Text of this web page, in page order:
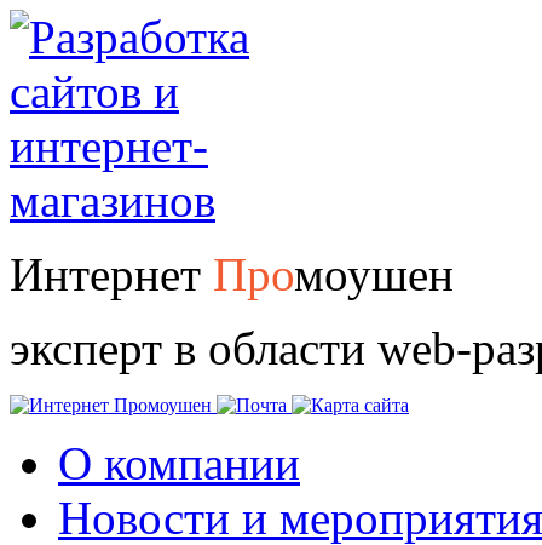
Интернет Промоушен
эксперт в области web-
О компании
Новости и мероприятия